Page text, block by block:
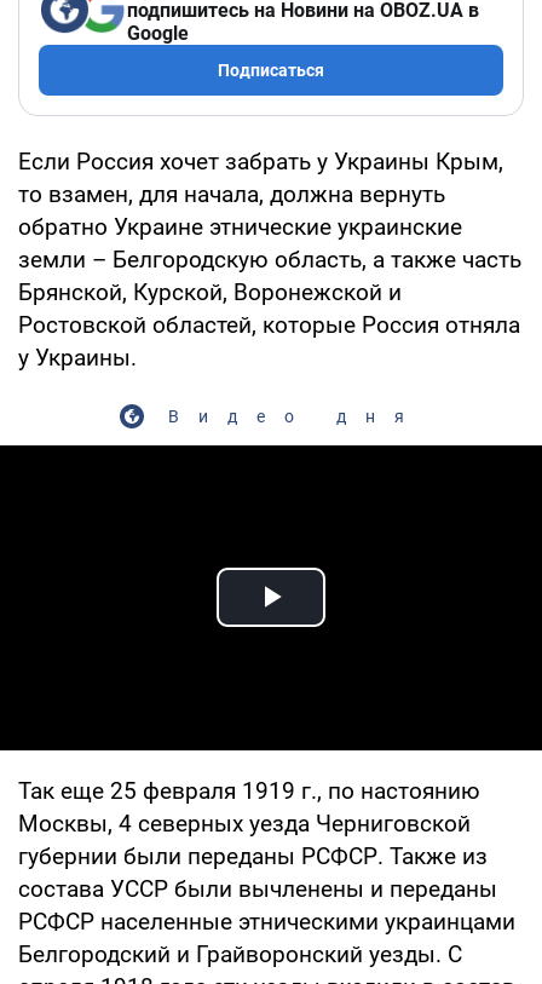
подпишитесь на Новини на OBOZ.UA в
Google
Подписаться
Если Россия хочет забрать у Украины Крым,
то взамен, для начала, должна вернуть
обратно Украине этнические украинские
земли – Белгородскую область, а также часть
Брянской, Курской, Воронежской и
Ростовской областей, которые Россия отняла
у Украины.
Видео дня
Play Video
Так еще 25 февраля 1919 г., по настоянию
Москвы, 4 северных уезда Черниговской
губернии были переданы РСФСР. Также из
состава УССР были вычленены и переданы
РСФСР населенные этническими украинцами
Белгородский и Грайворонский уезды. С